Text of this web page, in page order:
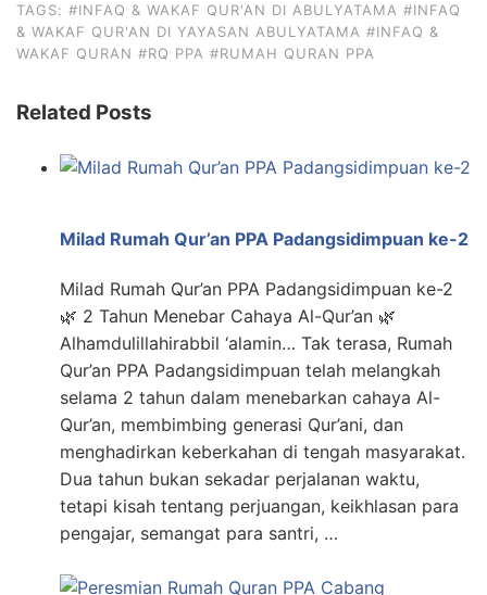
TAGS: #INFAQ & WAKAF QUR'AN DI ABULYATAMA #INFAQ
& WAKAF QUR'AN DI YAYASAN ABULYATAMA #INFAQ &
WAKAF QURAN #RQ PPA #RUMAH QURAN PPA
Related Posts
Milad Rumah Qur’an PPA Padangsidimpuan ke-2
Milad Rumah Qur’an PPA Padangsidimpuan ke-2
🌿 2 Tahun Menebar Cahaya Al-Qur’an 🌿
Alhamdulillahirabbil ‘alamin… Tak terasa, Rumah
Qur’an PPA Padangsidimpuan telah melangkah
selama 2 tahun dalam menebarkan cahaya Al-
Qur’an, membimbing generasi Qur’ani, dan
menghadirkan keberkahan di tengah masyarakat.
Dua tahun bukan sekadar perjalanan waktu,
tetapi kisah tentang perjuangan, keikhlasan para
pengajar, semangat para santri, …